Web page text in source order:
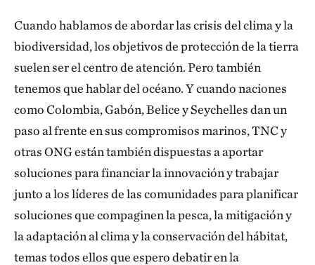
Cuando hablamos de abordar las crisis del clima y la
biodiversidad, los objetivos de protección de la tierra
suelen ser el centro de atención. Pero también
tenemos que hablar del océano. Y cuando naciones
como Colombia, Gabón, Belice y Seychelles dan un
paso al frente en sus compromisos marinos, TNC y
otras ONG están también dispuestas a aportar
soluciones para financiar la innovación y trabajar
junto a los líderes de las comunidades para planificar
soluciones que compaginen la pesca, la mitigación y
la adaptación al clima y la conservación del hábitat,
temas todos ellos que espero debatir en la